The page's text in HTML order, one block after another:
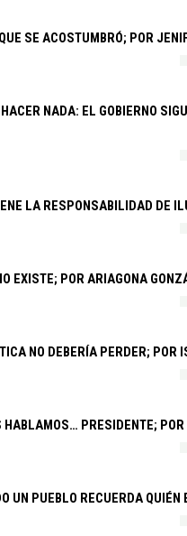
SE ACOSTUMBRÓ; POR
NADA: EL GOBIERNO
LA RESPONSABILIDAD DE
EXISTE; POR ARIAGONA
NO DEBERÍA PERDER; POR
HABLAMOS… PRESIDENTE;
UN PUEBLO RECUERDA QUIÉN